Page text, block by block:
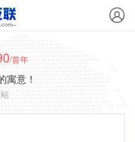
/首年
寓意！